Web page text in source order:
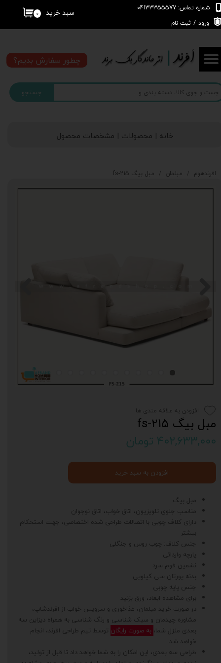
جستجو
شماره تماس: 04133355577
۰ سبد خرید
ورود / ثبت نام
حساب کاربری من
تغییر گذر واژه
سفارشات
خروج از حساب کاربری
چطور سفارش بدیم؟
خانه | محصولات | مشخصات محصول
افرندهوم مبلمان مبل بیگ fs-215
مبل بیگ fs-215
۴۰۲,۶۳۳,۰۰۰ تومان
مبل بیگ
مناسب جلوی تلویزیون، اتاق خواب، اتاق نوجوان
دارای کلاف چوبی با اتصالات طراحی شده اختصاصی، جهت استحکام
بیشتر
جنس کلاف: چوب روس و جنگلی
پارچه وارداتی
نشمین فوم سرد
بدنه یورتان سی کیلویی
جنس پایه چوبی
برای مشاهده ابعاد، ورق بزنید
در صورت خرید مبلمان، غذاخوری و سرویس خواب از افرندشاپ،
مشاوره چیدمان و سبک شناسی و رنگ شناسی به همراه دیزاین سه
بعدی منزل شما، به صورت رایگان توسط تیم طراحی افرند، انجام
خواهد شد.
طراحی سه بعدی، این امکان را به شما خواهد داد تا قبل از تولید،
افزودن به سبد خرید
افزودن به علاقه مندی ها